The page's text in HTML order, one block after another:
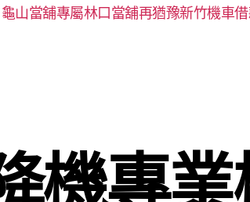
龜山當舖專屬林口當舖再猶豫新竹機車
機專